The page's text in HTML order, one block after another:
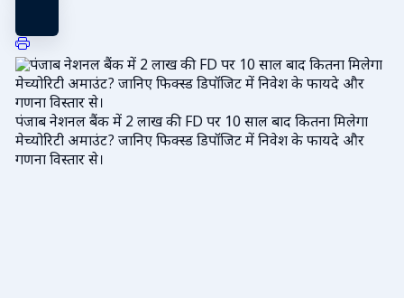
पंजाब नेशनल बैंक में 2 लाख की FD पर 10 साल बाद कितना मिलेगा
मेच्योरिटी अमाउंट? जानिए फिक्स्ड डिपॉजिट में निवेश के फायदे और
गणना विस्तार से।